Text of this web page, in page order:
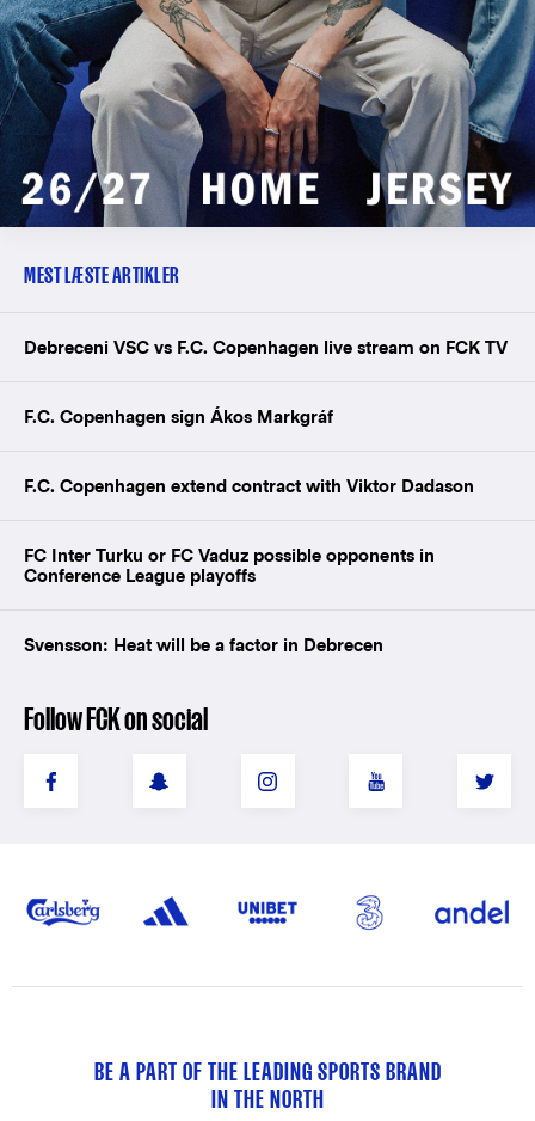
MEST LÆSTE ARTIKLER
Debreceni VSC vs F.C. Copenhagen live stream on FCK TV
F.C. Copenhagen sign Ákos Markgráf
F.C. Copenhagen extend contract with Viktor Dadason
FC Inter Turku or FC Vaduz possible opponents in
Conference League playoffs
Svensson: Heat will be a factor in Debrecen
Follow FCK on social
BE A PART OF THE LEADING SPORTS BRAND
IN THE NORTH